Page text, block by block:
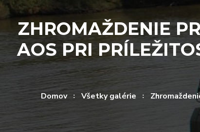
ZHROMAŽDENIE
AOS PRI
Domov Všetky galérie